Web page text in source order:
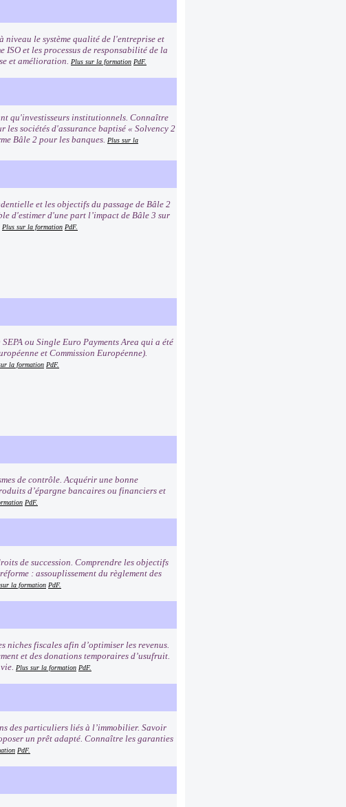
niveau le système qualité de l'entreprise et
et les processus de responsabilité de la
et amélioration. Plus sur la formation PdF.
qu'investisseurs institutionnels. Connaître
les sociétés d'assurance baptisé « Solvency 2
Bâle 2 pour les banques. Plus sur la
et les objectifs du passage de Bâle 2
d'estimer d'une part l’impact de Bâle 3 sur
Plus sur la formation PdF.
ou Single Euro Payments Area qui a été
et Commission Européenne).
la formation PdF.
de contrôle. Acquérir une bonne
d’épargne bancaires ou financiers et
PdF.
de succession. Comprendre les objectifs
: assouplissement du règlement des
la formation PdF.
fiscales afin d’optimiser les revenus.
et des donations temporaires d’usufruit.
Plus sur la formation PdF.
des particuliers liés à l’immobilier. Savoir
un prêt adapté. Connaître les garanties
PdF.